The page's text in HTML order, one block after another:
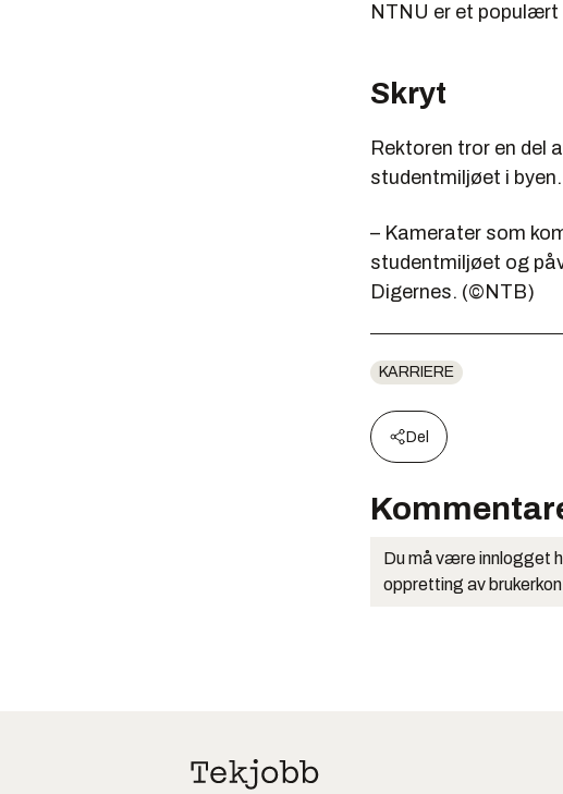
NTNU er et
Skryt
Rektoren tror en del
studentmiljøet i byen.
– Kamerater som
studentmiljøet og
Digernes. (©NTB)
KARRIERE
Del
Du må være innlogget
oppretting av